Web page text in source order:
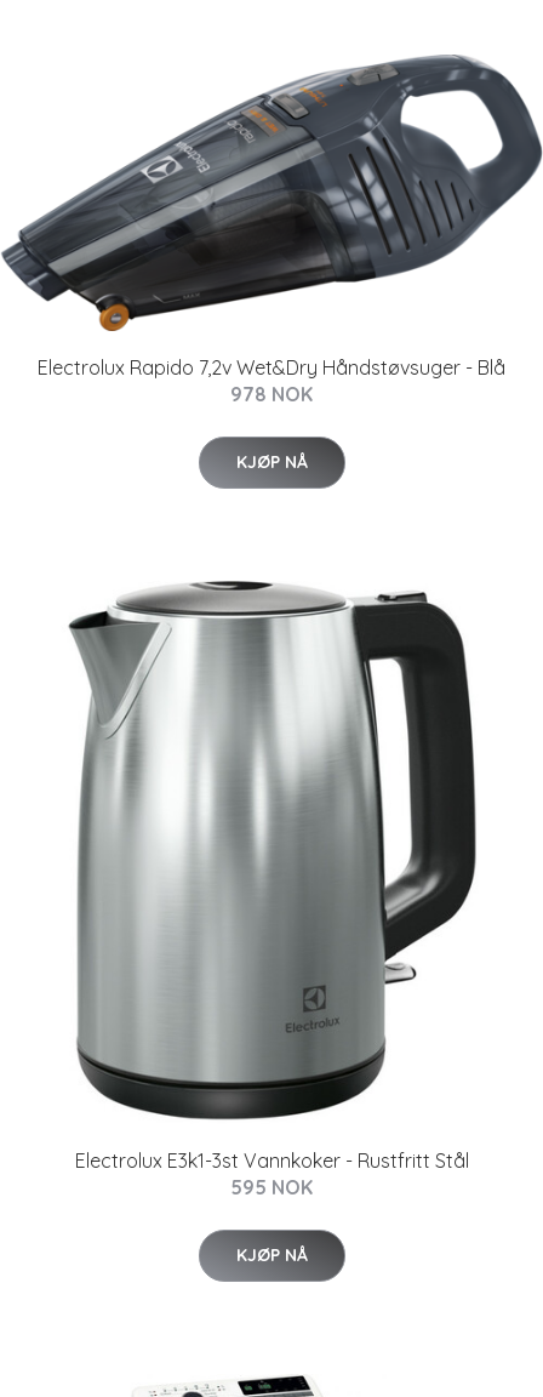
Electrolux Rapido 7,2v Wet&Dry Håndstøvsuger - Blå
978 NOK
KJØP NÅ
Electrolux E3k1-3st Vannkoker - Rustfritt Stål
595 NOK
KJØP NÅ